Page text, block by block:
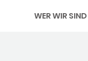
WER WIR SIND